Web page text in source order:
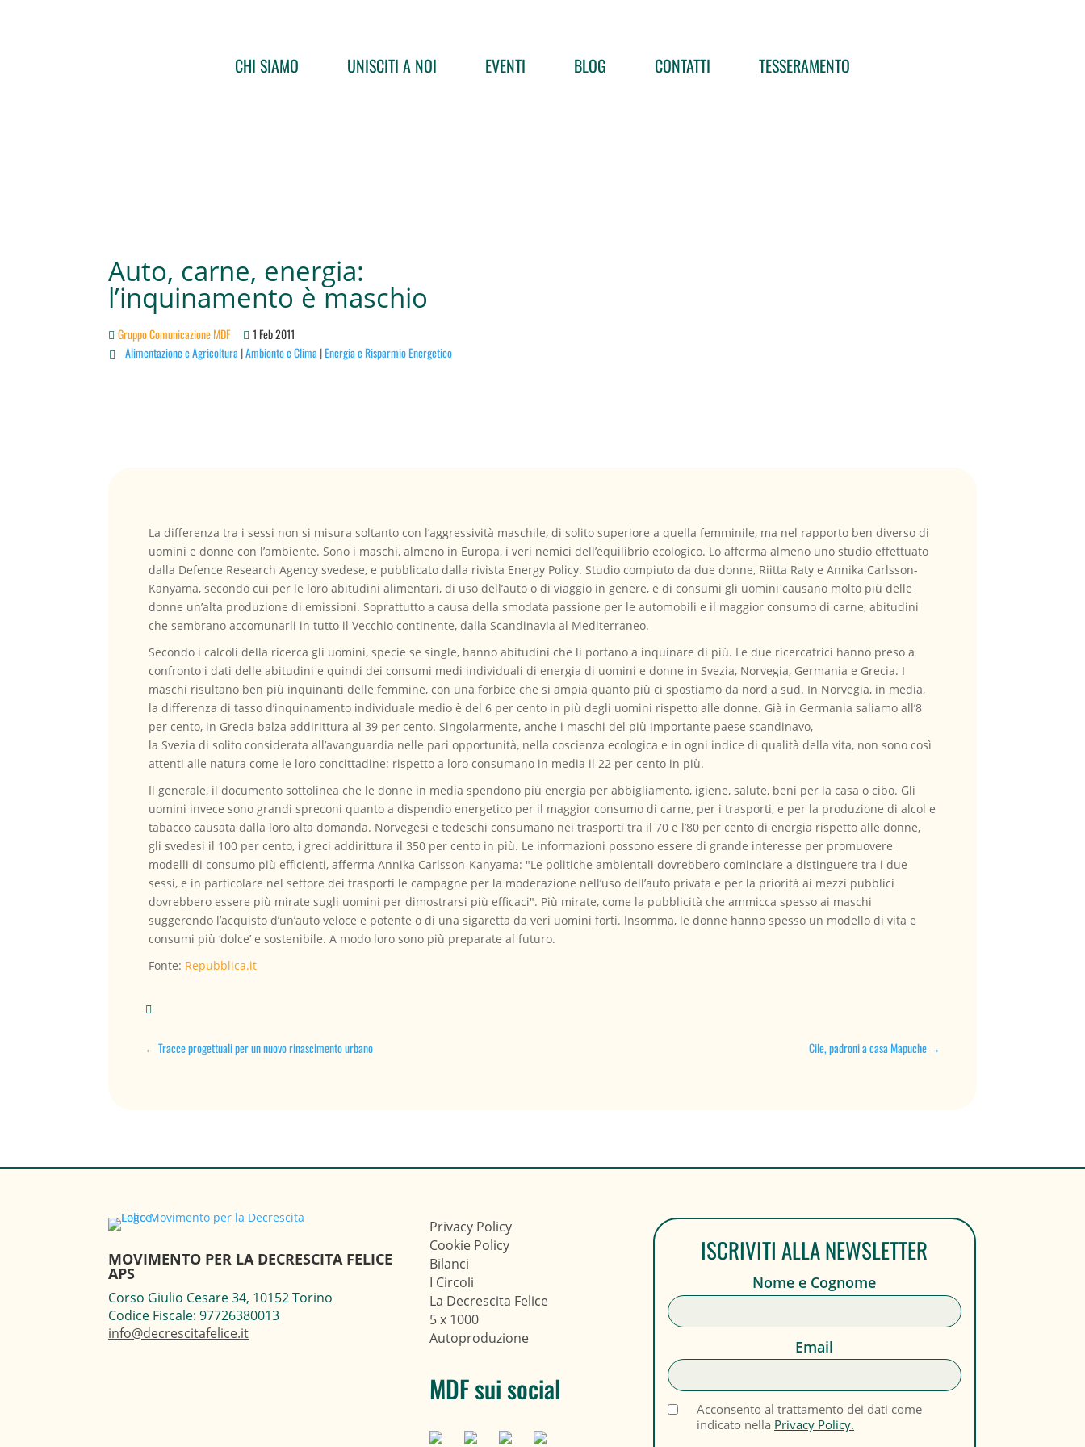
CHI SIAMO UNISCITI A NOI EVENTI BLOG CONTATTI TESSERAMENTO
Auto, carne, energia:
l’inquinamento è maschio
Gruppo Comunicazione MDF 1 Feb 2011
 Alimentazione e Agricoltura |Ambiente e Clima |Energia e Risparmio Energetico
La differenza tra i sessi non si misura soltanto con l’aggressività maschile, di solito superiore a quella femminile, ma nel rapporto ben diverso di
uomini e donne con l’ambiente. Sono i maschi, almeno in Europa, i veri nemici dell’equilibrio ecologico. Lo afferma almeno uno studio effettuato
dalla Defence Research Agency svedese, e pubblicato dalla rivista Energy Policy. Studio compiuto da due donne, Riitta Raty e Annika Carlsson-
Kanyama, secondo cui per le loro abitudini alimentari, di uso dell’auto o di viaggio in genere, e di consumi gli uomini causano molto più delle
donne un’alta produzione di emissioni. Soprattutto a causa della smodata passione per le automobili e il maggior consumo di carne, abitudini
che sembrano accomunarli in tutto il Vecchio continente, dalla Scandinavia al Mediterraneo.
Secondo i calcoli della ricerca gli uomini, specie se single, hanno abitudini che li portano a inquinare di più. Le due ricercatrici hanno preso a
confronto i dati delle abitudini e quindi dei consumi medi individuali di energia di uomini e donne in Svezia, Norvegia, Germania e Grecia. I
maschi risultano ben più inquinanti delle femmine, con una forbice che si ampia quanto più ci spostiamo da nord a sud. In Norvegia, in media,
la differenza di tasso d’inquinamento individuale medio è del 6 per cento in più degli uomini rispetto alle donne. Già in Germania saliamo all’8
per cento, in Grecia balza addirittura al 39 per cento. Singolarmente, anche i maschi del più importante paese scandinavo,
la Svezia di solito considerata all’avanguardia nelle pari opportunità, nella coscienza ecologica e in ogni indice di qualità della vita, non sono così
attenti alle natura come le loro concittadine: rispetto a loro consumano in media il 22 per cento in più.
Il generale, il documento sottolinea che le donne in media spendono più energia per abbigliamento, igiene, salute, beni per la casa o cibo. Gli
uomini invece sono grandi spreconi quanto a dispendio energetico per il maggior consumo di carne, per i trasporti, e per la produzione di alcol e
tabacco causata dalla loro alta domanda. Norvegesi e tedeschi consumano nei trasporti tra il 70 e l’80 per cento di energia rispetto alle donne,
gli svedesi il 100 per cento, i greci addirittura il 350 per cento in più. Le informazioni possono essere di grande interesse per promuovere
modelli di consumo più efficienti, afferma Annika Carlsson-Kanyama: "Le politiche ambientali dovrebbero cominciare a distinguere tra i due
sessi, e in particolare nel settore dei trasporti le campagne per la moderazione nell’uso dell’auto privata e per la priorità ai mezzi pubblici
dovrebbero essere più mirate sugli uomini per dimostrarsi più efficaci". Più mirate, come la pubblicità che ammicca spesso ai maschi
suggerendo l’acquisto d’un’auto veloce e potente o di una sigaretta da veri uomini forti. Insomma, le donne hanno spesso un modello di vita e
consumi più ‘dolce’ e sostenibile. A modo loro sono più preparate al futuro.
Fonte: Repubblica.it

←Tracce progettuali per un nuovo rinascimento urbano Cile, padroni a casa Mapuche→
MOVIMENTO PER LA DECRESCITA FELICE
APS
Corso Giulio Cesare 34, 10152 Torino
Codice Fiscale: 97726380013
info@decrescitafelice.it
Privacy Policy
Cookie Policy
Bilanci
I Circoli
La Decrescita Felice
5 x 1000
Autoproduzione
MDF sui social
ISCRIVITI ALLA NEWSLETTER
Nome e Cognome
Email
Acconsento al trattamento dei dati come
indicato nella Privacy Policy.